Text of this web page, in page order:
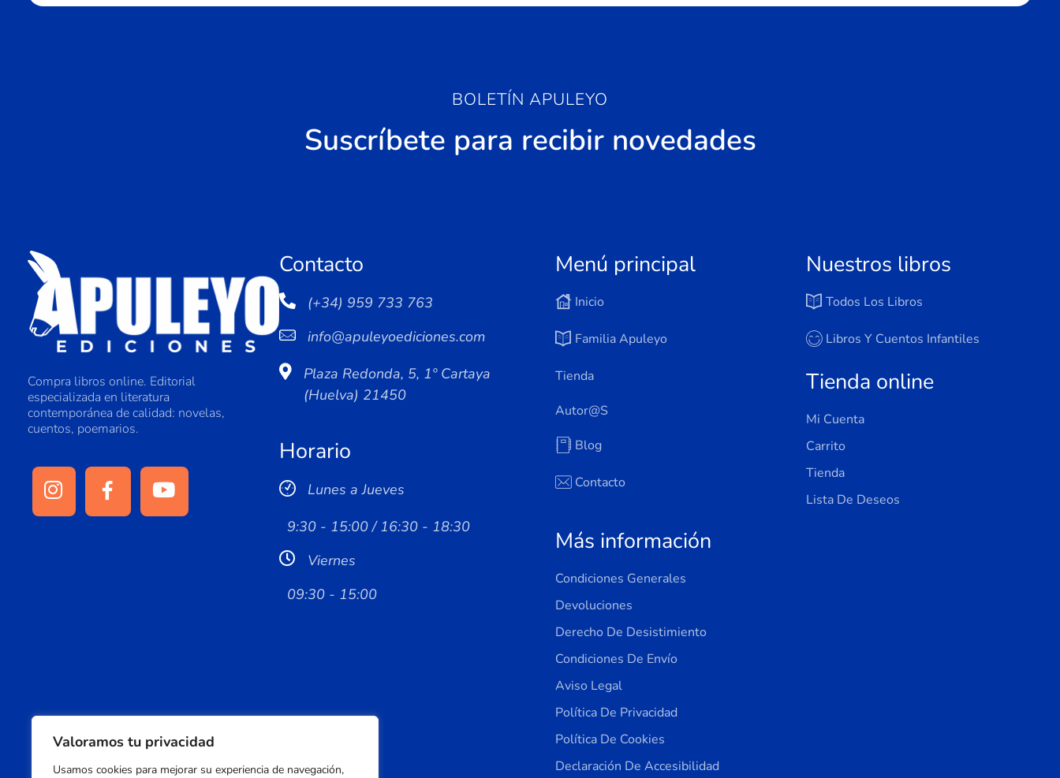
Valoramos tu privacidad
Usamos cookies para mejorar su experiencia de navegación,
BOLETÍN APULEYO
Suscríbete para recibir novedades
Compra libros online. Editorial
especializada en literatura
contemporánea de calidad: novelas,
cuentos, poemarios.
Contacto
(+34) 959 733 763
info@apuleyoediciones.com
Plaza Redonda, 5, 1º Cartaya
(Huelva) 21450
Horario
Lunes a Jueves
9:30 - 15:00 / 16:30 - 18:30
Viernes
09:30 - 15:00
Menú principal
Inicio
Familia Apuleyo
Tienda
Autor@s
Blog
Contacto
Más información
Condiciones Generales
Devoluciones
Derecho De Desistimiento
Condiciones De Envío
Aviso Legal
Política De Privacidad
Política De Cookies
Declaración De Accesibilidad
Nuestros libros
Todos Los Libros
Libros Y Cuentos Infantiles
Tienda online
Mi Cuenta
Carrito
Tienda
Lista De Deseos